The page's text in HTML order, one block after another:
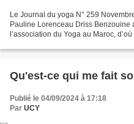
Le Journal du yoga N° 259
Pauline Lorenceau Driss Benzouine
l’association du Yoga au Maroc,
Qu'est-ce qui me fait
Publié le 04/09/2024 à 17:18
Par UCY